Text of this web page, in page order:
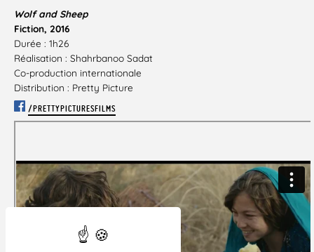
Wolf and Sheep
Fiction, 2016
Durée : 1h26
Réalisation : Shahrbanoo Sadat
Co-production internationale
Distribution : Pretty Picture
/PRETTYPICTURESFILMS